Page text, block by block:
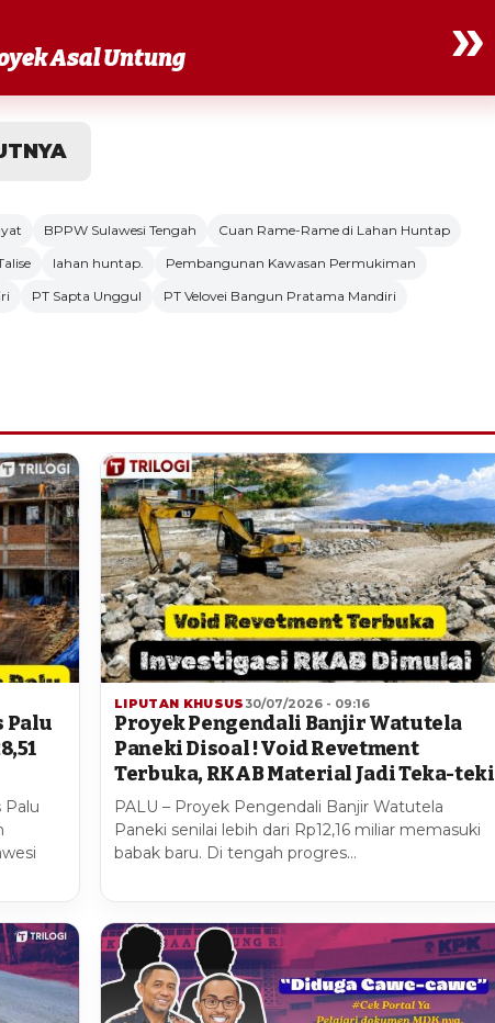
Asal Untung »
BPPW Sulawesi Tengah
Cuan Rame-Rame di Lahan Huntap
lahan huntap.
Pembangunan Kawasan Permukiman
PT Sapta Unggul
PT Velovei Bangun Pratama Mandiri
Palu
Palu
LIPUTAN KHUSUS 30/07/2026 - 09:16
Proyek Pengendali Banjir Watutela
Paneki Disoal ! Void Revetment
Terbuka, RKAB Material Jadi Teka-teki
PALU – Proyek Pengendali Banjir Watutela
Paneki senilai lebih dari Rp12,16 miliar memasuki
babak baru. Di tengah progres…